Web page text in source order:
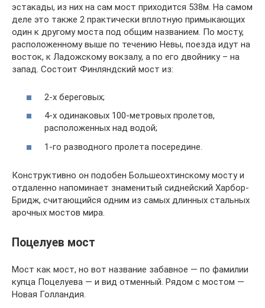
эстакады, из них на сам мост приходится 538м. На самом
деле это также 2 практически вплотную примыкающих
один к другому моста под общим названием. По мосту,
расположенному выше по течению Невы, поезда идут на
восток, к Ладожскому вокзалу, а по его двойнику – на
запад. Состоит Финляндский мост из:
2-х береговых;
4-х одинаковых 100-метровых пролетов,
расположенных над водой;
1-го разводного пролета посередине.
Конструктивно он подобен Большеохтинскому мосту и
отдаленно напоминает знаменитый сиднейский Харбор-
Бридж, считающийся одним из самых длинных стальных
арочных мостов мира.
Поцелуев мост
Мост как мост, но вот название забавное — по фамилии
купца Поцелуева — и вид отменный. Рядом с мостом —
Новая Голландия.